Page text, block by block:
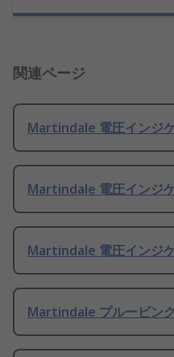
関連ページ
Martindale 電圧インジ
Martindale 電圧インジ
Martindale 電圧インジ
Martindale プルービン